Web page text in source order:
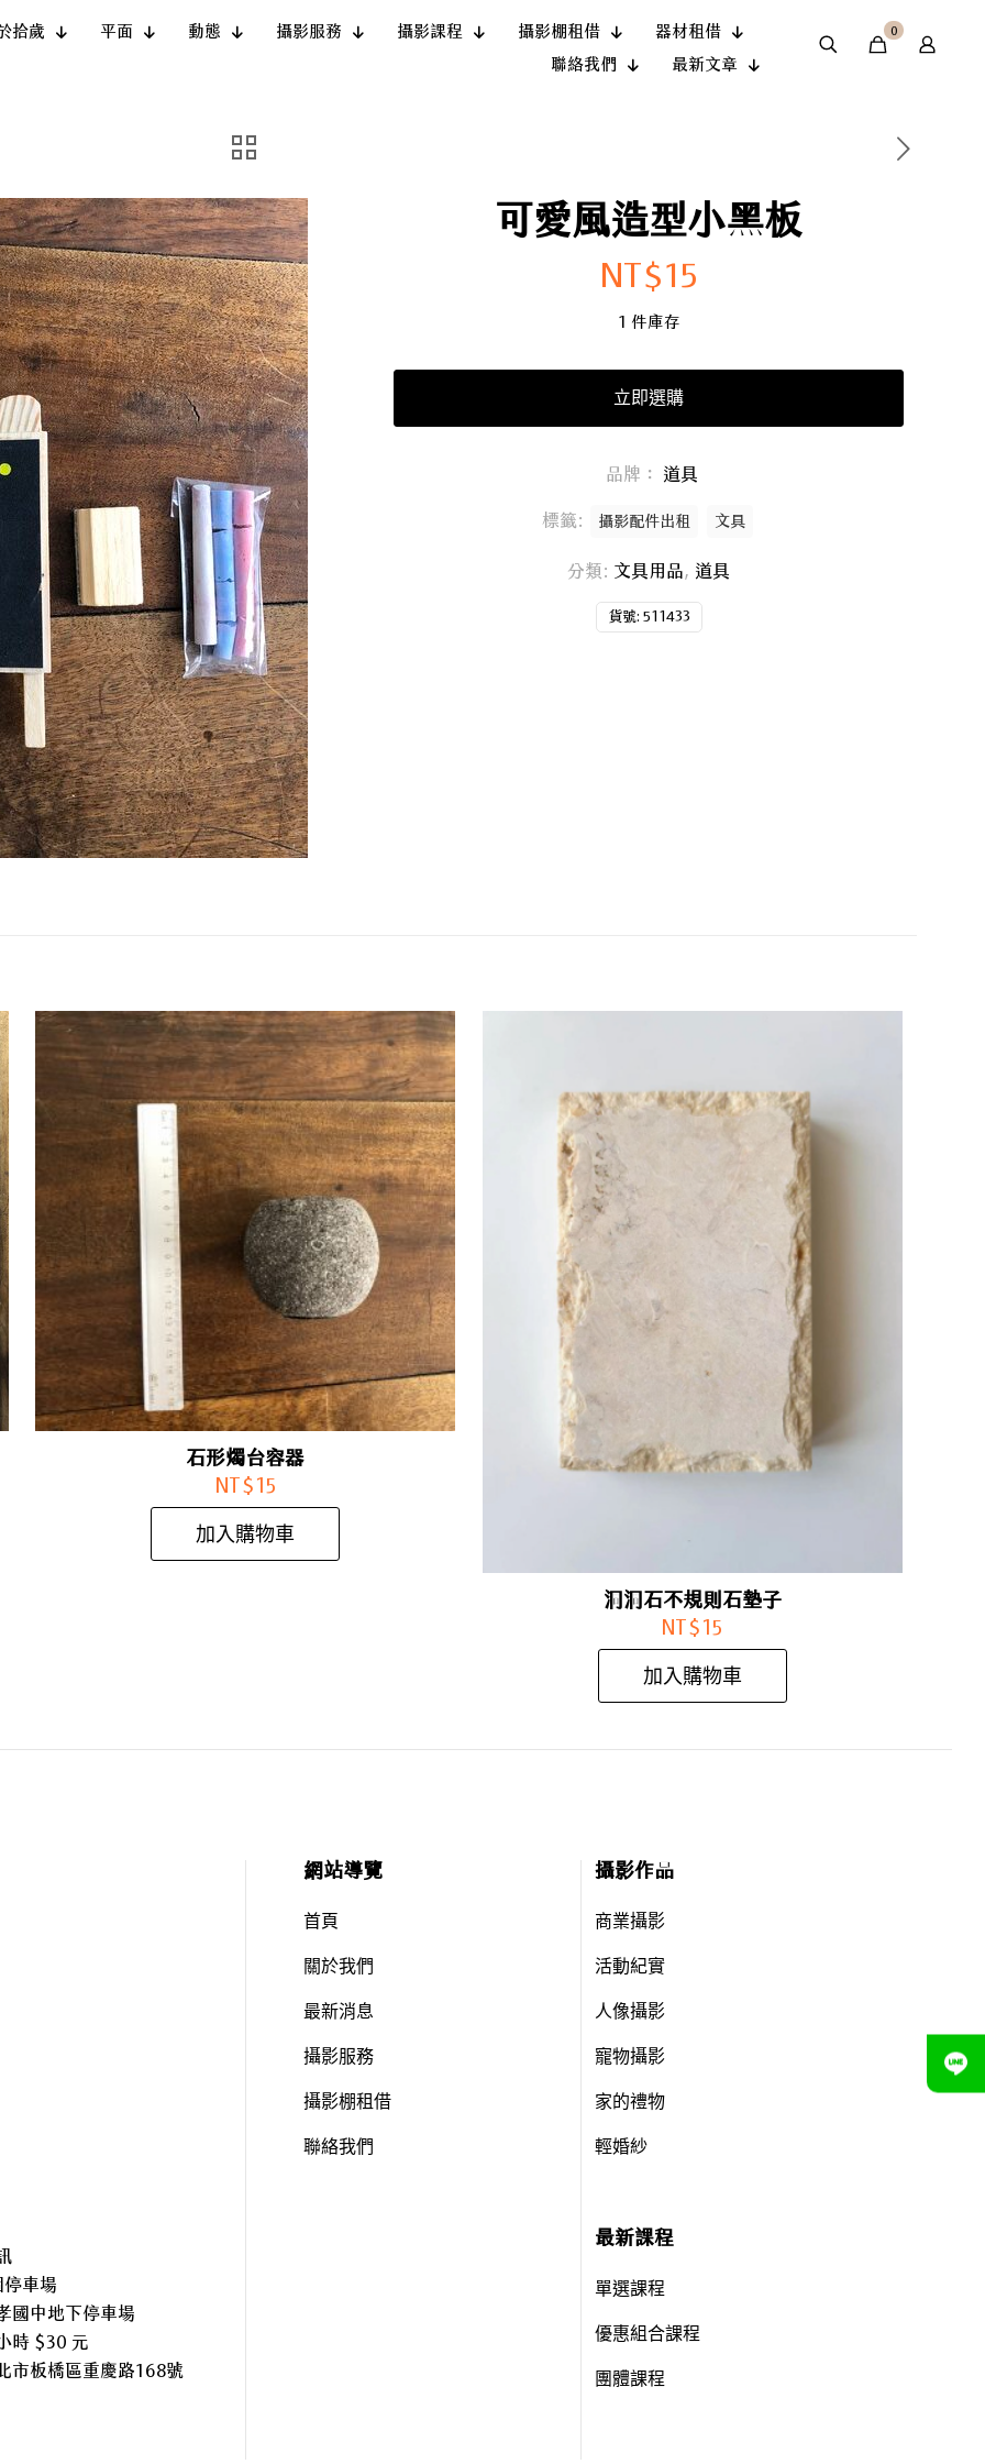
拾歲 平面 動態 攝影服務 攝影課程 攝影棚租借
器材租借
聯絡我們
最新文章
0
可愛風造型小黑板
NT$15
1 件庫存
立即選購
貨號: 511433
分類: 文具用品, 道具
標籤: 攝影配件出租 文具
品牌： 道具
石形燭台容器
NT$ 15
加入購物車
洞洞石不規則石墊子
NT$ 15
加入購物車
車場
國中地下停車場
時 $30 元
市板橋區重慶路168號
網站導覽
首頁
關於我們
最新消息
攝影服務
攝影棚租借
聯絡我們
攝影作品
商業攝影
活動紀實
人像攝影
寵物攝影
家的禮物
輕婚紗
最新課程
單選課程
優惠組合課程
團體課程